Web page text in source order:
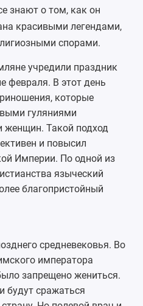
знают о том, как он
красивыми легендами,
спорами.
учредили праздник
февраля. В этот день
которые
гуляниями
Такой подход
и повысил
Империи. По одной из
языческий
благопристойный
средневековья. Во
императора
запрещено жениться.
будут сражаться